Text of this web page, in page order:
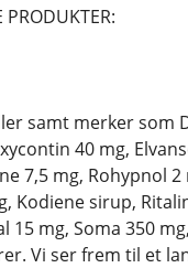
PRODUKTER:
samt merker som
40 mg,
7,5 mg, Rohypnol
Kodiene sirup,
15 mg, Soma 350
Vi ser frem til et